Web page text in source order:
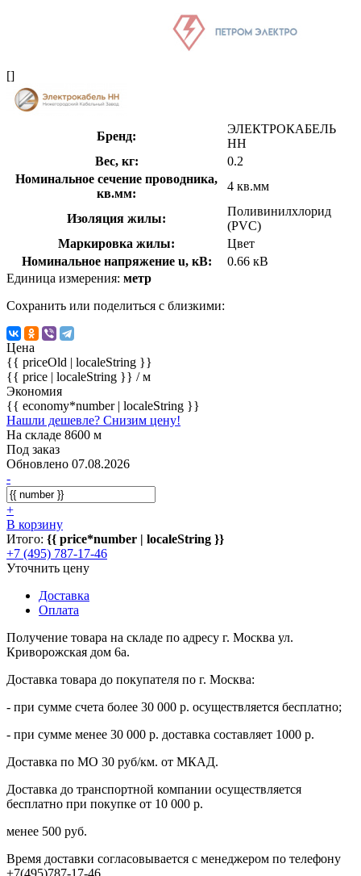
[]
Бренд:
ЭЛЕКТРОКАБЕЛЬ
НН
Вес, кг:
0.2
Номинальное сечение проводника,
кв.мм:
4 кв.мм
Изоляция жилы:
Поливинилхлорид
(PVC)
Маркировка жилы:
Цвет
Номинальное напряжение u, кВ:
0.66 кВ
Единица измерения: метр
Сохранить или поделиться с близкими:
Цена
{{ priceOld | localeString }}
{{ price | localeString }} / м
Экономия
{{ economy*number | localeString }}
Нашли дешевле? Снизим цену!
На складе 8600 м
Под заказ
Обновлено 07.08.2026
-
+
В корзину
Итого: {{ price*number | localeString }}
+7 (495) 787-17-46
Уточнить цену
Доставка
Оплата
Получение товара на складе по адресу г. Москва ул.
Криворожская дом 6а.
Доставка товара до покупателя по г. Москва:
- при сумме счета более 30 000 р. осуществляется бесплатно;
- при сумме менее 30 000 р. доставка составляет 1000 р.
Доставка по МО 30 руб/км. от МКАД.
Доставка до транспортной компании осуществляется
бесплатно при покупке от 10 000 р.
менее 500 руб.
Время доставки согласовывается с менеджером по телефону
+7(495)787-17-46